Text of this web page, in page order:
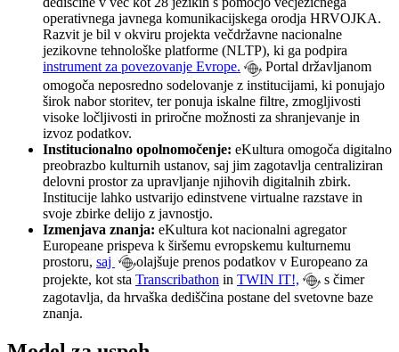
operativnega javnega komunikacijskega orodja HRVOJKA.
Razvit je bil v okviru projekta večdržavne nacionalne
jezikovne tehnološke platforme (NLTP), ki ga podpira
instrument za povezovanje Evrope.
Portal državljanom
omogoča neposredno sodelovanje z institucijami, ki ponujajo
širok nabor storitev, ter ponuja iskalne filtre, zmogljivosti
visoke ločljivosti in priročne možnosti za shranjevanje in
izvoz podatkov.
Institucionalno opolnomočenje: eKultura omogoča digitalno
preobrazbo kulturnih ustanov, saj jim zagotavlja centraliziran
delovni prostor za upravljanje njihovih digitalnih zbirk.
Institucije lahko ustvarijo edinstvene virtualne razstave in
svoje zbirke delijo z javnostjo.
Izmenjava znanja: eKultura kot nacionalni agregator
Europeane prispeva k širšemu evropskemu kulturnemu
prostoru, saj
olajšuje prenos podatkov v Europeano za
projekte, kot sta Transcribathon in TWIN IT!,
s čimer
zagotavlja, da hrvaška dediščina postane del svetovne baze
znanja.